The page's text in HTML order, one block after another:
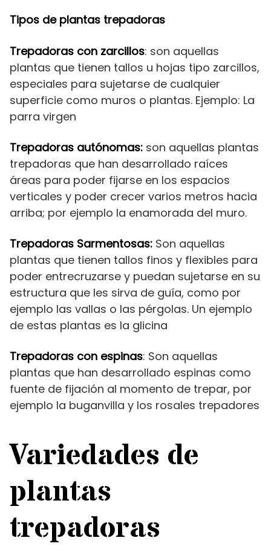
Tipos de plantas trepadoras
Trepadoras con zarcillos: son aquellas
plantas que tienen tallos u hojas tipo zarcillos,
especiales para sujetarse de cualquier
superficie como muros o plantas. Ejemplo: La
parra virgen
Trepadoras autónomas: son aquellas plantas
trepadoras que han desarrollado raíces
áreas para poder fijarse en los espacios
verticales y poder crecer varios metros hacia
arriba; por ejemplo la enamorada del muro.
Trepadoras Sarmentosas: Son aquellas
plantas que tienen tallos finos y flexibles para
poder entrecruzarse y puedan sujetarse en su
estructura que les sirva de guía, como por
ejemplo las vallas o las pérgolas. Un ejemplo
de estas plantas es la glicina
Trepadoras con espinas: Son aquellas
plantas que han desarrollado espinas como
fuente de fijación al momento de trepar, por
ejemplo la buganvilla y los rosales trepadores
Variedades de
plantas
trepadoras